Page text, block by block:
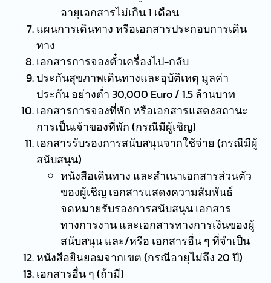
อายุเอกสารไม่เกิน 1 เดือน
แผนการเดินทาง หรือเอกสารประกอบการเดิน
ทาง
เอกสารการจองตั๋วเครื่องไป-กลับ
ประกันสุขภาพเดินทางและอุบัติเหตุ มูลค่า
ประกัน อย่างต่ำ 30,000 Euro / 1.5 ล้านบาท
เอกสารการจองที่พัก หรือเอกสารแสดงสถานะ
การเป็นเจ้าของที่พัก (กรณีมีผู้เชิญ)
เอกสารรับรองการสนับสนุนจากใช้จ่าย (กรณีมีผู้
สนับสนุน)
หนังสือเดินทาง และสำเนาเอกสารส่วนตัว
ของผู้เชิญ เอกสารแสดงความสัมพันธ์
จดหมายรับรองการสนับสนุน เอกสาร
ทางการงาน และเอกสารทางการเงินของผู้
สนับสนุน และ/หรือ เอกสารอื่น ๆ ที่จำเป็น
หนังสือยินยอมจากเขต (กรณีอายุไม่ถึง 20 ปี)
เอกสารอื่น ๆ (ถ้ามี)